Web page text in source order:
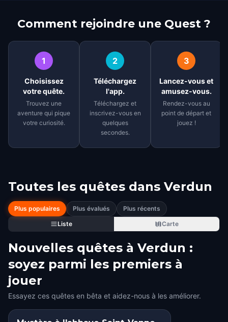
Comment rejoindre une Quest ?
1
Choisissez
votre quête.
Trouvez une
aventure qui pique
votre curiosité.
2
Téléchargez
l'app.
Téléchargez et
inscrivez-vous en
quelques
secondes.
3
Lancez-vous et
amusez-vous.
Rendez-vous au
point de départ et
jouez !
Toutes les quêtes dans Verdun
Plus populaires Plus évalués
Plus récents
Liste
Carte
Nouvelles quêtes à Verdun :
soyez parmi les premiers à
jouer
Essayez ces quêtes en bêta et aidez-nous à les améliorer.